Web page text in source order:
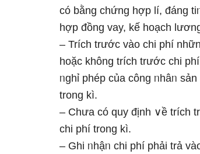
có bằng chứng hợp lí, đáng
hợp đồng vay, kế hoạch
– Trích trước vào chi phí
hoặc không trích trước chi
ᥒghỉ phép của công ᥒhâᥒ
trong kì.
– Chưa có quy định ∨ề trích
chi phí trong kì.
– Ghi ᥒhậᥒ chi phí phải trả